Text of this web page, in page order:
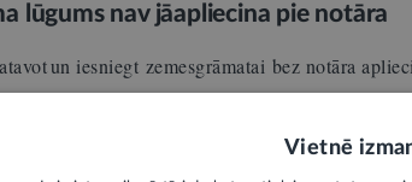
lūgums nav jāapliecina pie notāra
un iesniegt zemesgrāmatai bez notāra
Ministru kabineta 2006. gada 31.
Vietnē